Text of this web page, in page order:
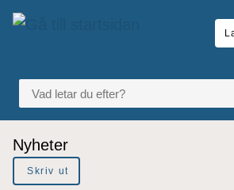
Gå till innehåll
VAD LETAR DU EFTER?
Du är här:
Nyheter
Skriv ut